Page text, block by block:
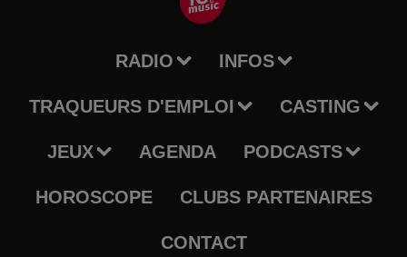
RADIO INFOS
TRAQUEURS D'EMPLOI CASTING
JEUX AGENDA PODCASTS
HOROSCOPE CLUBS PARTENAIRES
CONTACT